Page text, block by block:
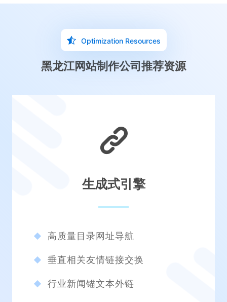
Optimization Resources
黑龙江网站制作公司推荐资源
生成式引擎
高质量目录网址导航
垂直相关友情链接交换
行业新闻锚文本外链